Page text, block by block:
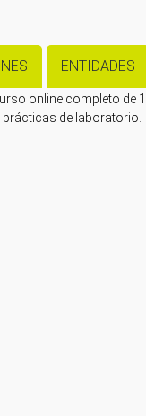
ENTIDADES
online completo de
de laboratorio.